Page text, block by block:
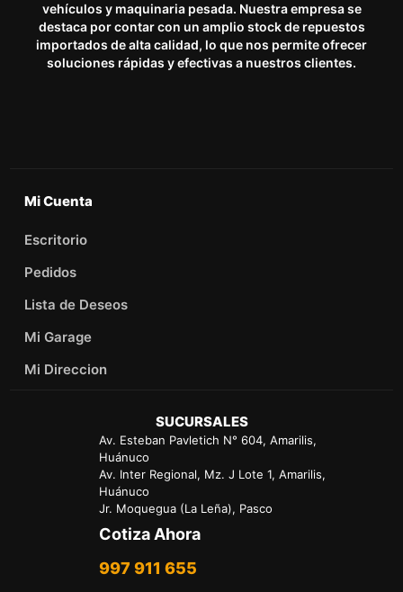
vehículos y maquinaria pesada. Nuestra empresa se
destaca por contar con un amplio stock de repuestos
importados de alta calidad, lo que nos permite ofrecer
soluciones rápidas y efectivas a nuestros clientes.
Mi Cuenta
Escritorio
Pedidos
Lista de Deseos
Mi Garage
Mi Direccion
SUCURSALES
Av. Esteban Pavletich N° 604, Amarilis,
Huánuco
Av. Inter Regional, Mz. J Lote 1, Amarilis,
Huánuco
Jr. Moquegua (La Leña), Pasco
Cotiza Ahora
997 911 655